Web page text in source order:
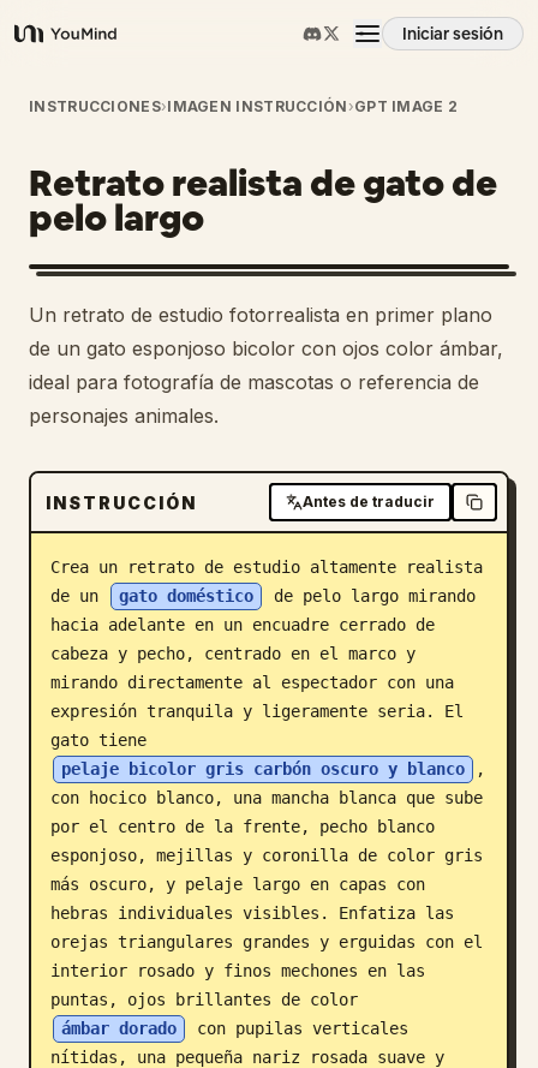
YouMind
Iniciar sesión
Resumen
Casos de uso
Habilidades
Prompts
Precios
Descargar
Blog
Actualizaciones
INSTRUCCIONES›IMAGEN INSTRUCCIÓN ›GPT IMAGE 2
Retrato realista de gato de
pelo largo
Un retrato de estudio fotorrealista en primer plano
de un gato esponjoso bicolor con ojos color ámbar,
ideal para fotografía de mascotas o referencia de
personajes animales.
INSTRUCCIÓN Antes de traducir
Crea un retrato de estudio altamente realista
de un
gato doméstico
de pelo largo mirando
hacia adelante en un encuadre cerrado de
cabeza y pecho, centrado en el marco y
mirando directamente al espectador con una
expresión tranquila y ligeramente seria. El
gato tiene
pelaje bicolor gris carbón oscuro y blanco
,
con hocico blanco, una mancha blanca que sube
por el centro de la frente, pecho blanco
esponjoso, mejillas y coronilla de color gris
más oscuro, y pelaje largo en capas con
hebras individuales visibles. Enfatiza las
orejas triangulares grandes y erguidas con el
interior rosado y finos mechones en las
puntas, ojos brillantes de color
ámbar dorado
con pupilas verticales
nítidas, una pequeña nariz rosada suave y